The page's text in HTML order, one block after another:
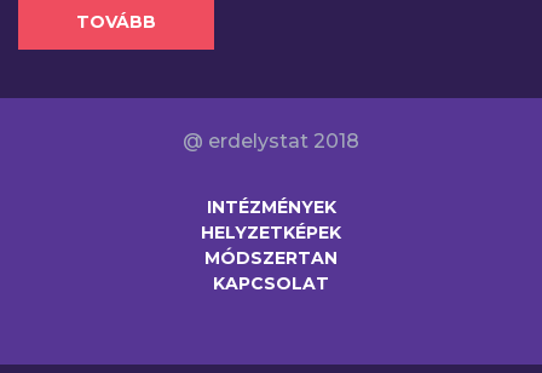
TOVÁBB
@ erdelystat 2018
INTÉZMÉNYEK
HELYZETKÉPEK
MÓDSZERTAN
KAPCSOLAT